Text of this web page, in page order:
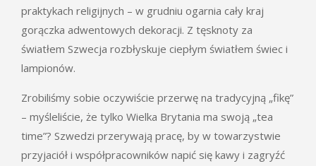
praktykach religijnych – w grudniu ogarnia cały kraj
gorączka adwentowych dekoracji. Z tęsknoty za
światłem Szwecja rozbłyskuje ciepłym światłem świec i
lampionów.
Zrobiliśmy sobie oczywiście przerwę na tradycyjną „fikę”
– myśleliście, że tylko Wielka Brytania ma swoją „tea
time”? Szwedzi przerywają pracę, by w towarzystwie
przyjaciół i współpracowników napić się kawy i zagryźć